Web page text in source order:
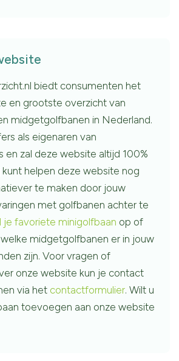
biedt consumenten het
en grootste overzicht van
midgetgolfbanen in Nederland.
als eigenaren van
en zal deze website altijd 100%
kunt helpen deze website nog
te maken door jouw
met golfbanen achter te
je favoriete minigolfbaan op of
welke midgetgolfbanen er in jouw
zijn. Voor vragen of
onze website kun je contact
via het contactformulier. Wilt u
toevoegen aan onze website